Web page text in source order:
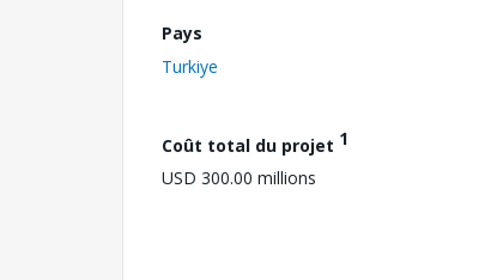
Pays
Turkiye
Coût total du projet 1
USD 300.00 millions